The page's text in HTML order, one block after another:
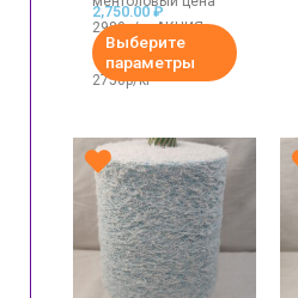
2980р/кг АКЦИЯ
ЦЕЛАЯ БОБИНА
2750р/кг
2,750.00₽
Выберите
параметры